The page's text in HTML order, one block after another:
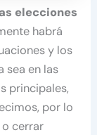
elecciones
habrá
y los
sea en las
principales,
por lo
o cerrar